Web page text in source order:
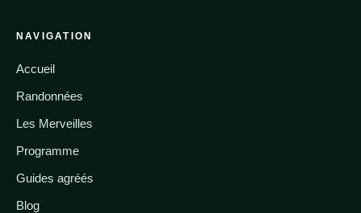
NAVIGATION
Accueil
Randonnées
Les Merveilles
Programme
Guides agréés
Blog